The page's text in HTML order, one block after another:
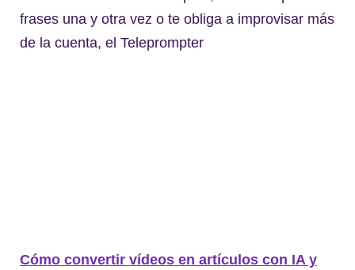
frases una y otra vez o te obliga a improvisar más
de la cuenta, el Teleprompter
Cómo convertir vídeos en artículos con IA y